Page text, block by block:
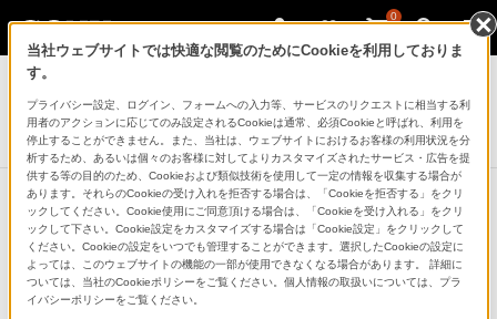
0
ラジオ／CDラジオ・ラジカセ
CDラジオ
ZS-E80
FM/AMの2バンドラジオ
FMステレオ放送とAM放送を受信可能。幅広い番組を楽
当社ウェブサイトでは快適な閲覧のためにCookieを利用しておりま
す。
プライバシー設定、ログイン、フォームへの入力等、サービスのリクエストに相当する利
用者のアクションに応じてのみ設定されるCookieは通常、必須Cookieと呼ばれ、利用を
停止することができません。また、当社は、ウェブサイトにおけるお客様の利用状況を分
析するため、あるいは個々のお客様に対してよりカスタマイズされたサービス・広告を提
供する等の目的のため、Cookieおよび類似技術を使用して一定の情報を収集する場合が
あります。それらのCookieの受け入れを拒否する場合は、「Cookieを拒否する」をクリ
ックしてください。Cookie使用にご同意頂ける場合は、「Cookieを受け入れる」をクリ
ックして下さい。Cookie設定をカスタマイズする場合は「Cookie設定」をクリックして
ください。Cookieの設定をいつでも管理することができます。選択したCookieの設定に
よっては、このウェブサイトの機能の一部が使用できなくなる場合があります。 詳細に
ついては、当社のCookieポリシーをご覧ください。個人情報の取扱いについては、プラ
イバシーポリシーをご覧ください。